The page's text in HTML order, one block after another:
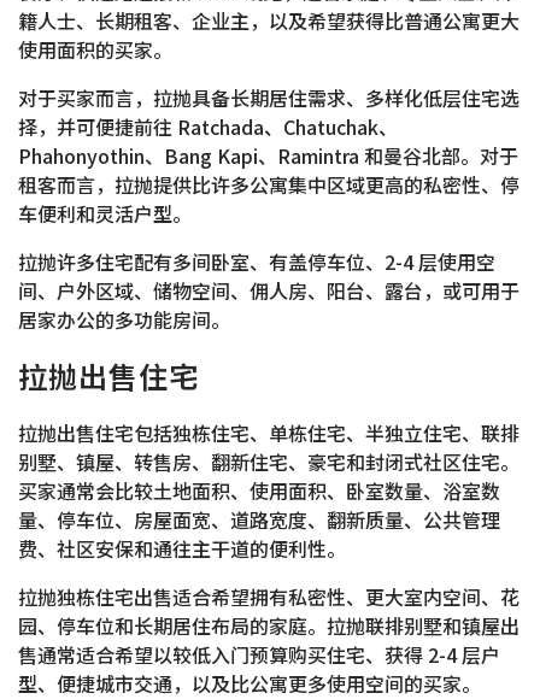
籍人士、长期租客、企业主，以及希望获得比普通公寓更大
使用面积的买家。
对于买家而言，拉抛具备长期居住需求、多样化低层住宅选
择，并可便捷前往 Ratchada、Chatuchak、
Phahonyothin、Bang Kapi、Ramintra 和曼谷北部。对于
租客而言，拉抛提供比许多公寓集中区域更高的私密性、停
车便利和灵活户型。
拉抛许多住宅配有多间卧室、有盖停车位、2-4 层使用空
间、户外区域、储物空间、佣人房、阳台、露台，或可用于
居家办公的多功能房间。
拉抛出售住宅
拉抛出售住宅包括独栋住宅、单栋住宅、半独立住宅、联排
别墅、镇屋、转售房、翻新住宅、豪宅和封闭式社区住宅。
买家通常会比较土地面积、使用面积、卧室数量、浴室数
量、停车位、房屋面宽、道路宽度、翻新质量、公共管理
费、社区安保和通往主干道的便利性。
拉抛独栋住宅出售适合希望拥有私密性、更大室内空间、花
园、停车位和长期居住布局的家庭。拉抛联排别墅和镇屋出
售通常适合希望以较低入门预算购买住宅、获得 2-4 层户
型、便捷城市交通，以及比公寓更多使用空间的买家。